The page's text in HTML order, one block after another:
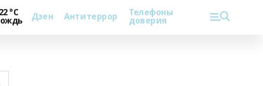
°С Дзен Антитеррор Телефоны
доверия